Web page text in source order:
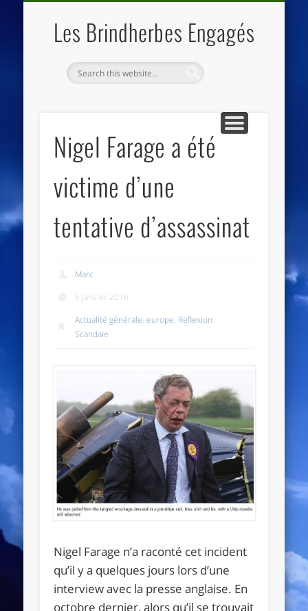
Les Brindherbes Engagés
Nigel Farage a été
victime d’une
tentative d’assassinat
Marc
6 janvier 2016
Actualité générale,europe, Reflexion,
Scandale
Nigel Farage n’a raconté cet incident
qu’il y a quelques jours lors d’une
interview avec la presse anglaise. En
octobre dernier, alors qu’il se trouvait